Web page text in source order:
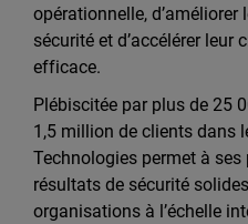
opérationnelle,
sécurité et d’accélérer leur
efficace.
Plébiscitée par plus de 25
1,5 million de clients dans
Technologies permet à
résultats de sécurité
organisations à l’échelle